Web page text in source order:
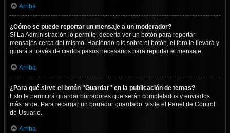
Arriba
¿Cómo se puede reportar un mensaje a un moderador?
Si La Administración lo permite, debería ver un botón para reportar
mensajes cerca del mismo. Haciendo clic sobre el botón, el foro le llevará y
guiará a través de ciertos pasos necesarios para reportar el mensaje.
Arriba
¿Para qué sirve el botón "Guardar" en la publicación de temas?
Esto le permitirá guardar borradores que serán completados y enviados
más tarde. Para recargar un borrador guardado, visite el Panel de Control
de Usuario.
Arriba